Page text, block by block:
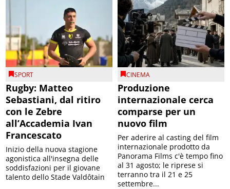
SPORT
Rugby: Matteo
Sebastiani, dal ritiro
con le Zebre
all’Accademia Ivan
Francescato
Inizio della nuova stagione
agonistica all'insegna delle
soddisfazioni per il giovane
talento dello Stade Valdôtain
CINEMA
Produzione
internazionale cerca
comparse per un
nuovo film
Per aderire al casting del film
internazionale prodotto da
Panorama Films c'è tempo fino
al 31 agosto; le riprese si
terranno tra il 21 e 25
settembre...